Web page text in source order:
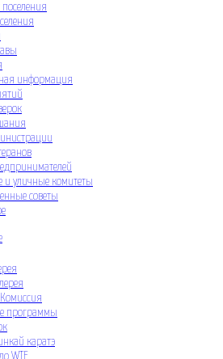
поселения
информация
и уличные комитеты
советы
программы
каратэ
WTF